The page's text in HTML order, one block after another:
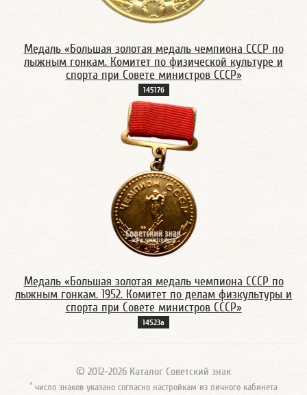
Медаль «Большая золотая медаль чемпиона СССР по
лыжным гонкам. Комитет по физической культуре и
спорта при Совете министров СССР»
14517б
Медаль «Большая золотая медаль чемпиона СССР по
лыжным гонкам. 1952. Комитет по делам физкультуры и
спорта при Совете министров СССР»
14523а
© 2012-2026 Каталог Советский знак
* число знаков указано согласно настройкам из личного кабинета